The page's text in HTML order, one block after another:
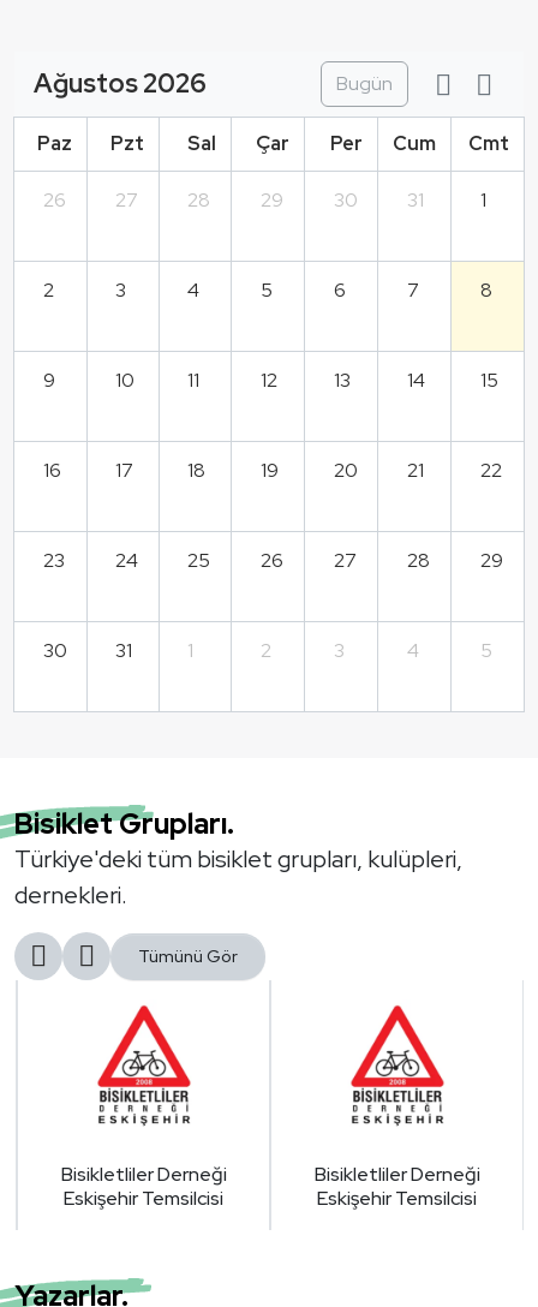
Ağustos 2026 Bugün
Paz Pzt Sal Çar Per Cum Cmt
26 27 28 29 30 31 1
2 3 4 5 6 7 8
9 10 11 12 13 14 15
16 17 18 19 20 21 22
23 24 25 26 27 28 29
30 31 1 2 3 4 5
Bisiklet Grupları.
Türkiye'deki tüm bisiklet grupları, kulüpleri,
dernekleri.
Tümünü Gör
Bisikletliler Derneği
Eskişehir Temsilcisi
Bisikletliler Derneği
Eskişehir Temsilcisi
Yazarlar.